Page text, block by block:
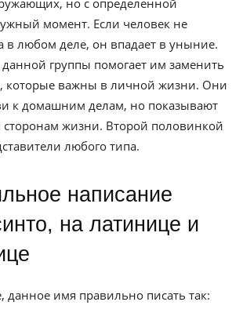
но с определенной
момент. Если человек не
в любом деле, он впадает в уныние.
группы помогает им заменить
которые важны в личной жизни. Они
к домашним делам, но показывают
сторонам жизни. Второй половинкой
любого типа.
на латинице и
данное имя правильно писать так: